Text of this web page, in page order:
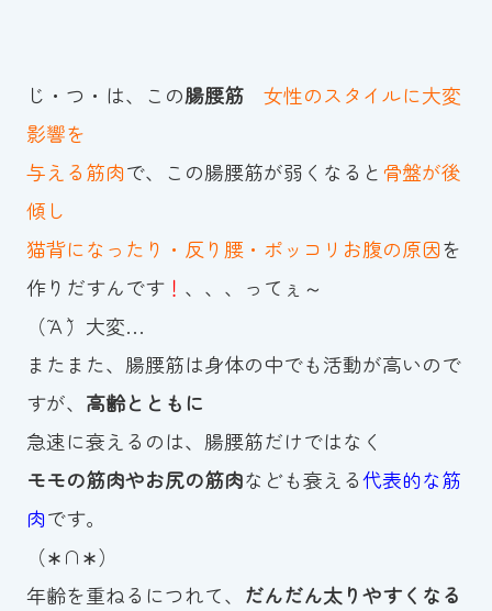
じ・つ・は、この腸腰筋
女性のスタイルに大変
影響を
与える筋肉で、この腸腰筋が弱くなると 骨盤が後
傾し
猫背になったり・反り腰・ポッコリお腹の原因を
作りだすんです！ 、、、ってぇ～
（˜Ａ˜）大変…
またまた、腸腰筋は身体の中でも活動が高いので
すが、 高齢とともに
急速に衰えるのは、腸腰筋だけではなく
モモの筋肉やお尻の筋肉なども衰える代表的な筋
肉です。
（∗∩∗）
年齢を重ねるにつれて、 だんだん太りやすくなる